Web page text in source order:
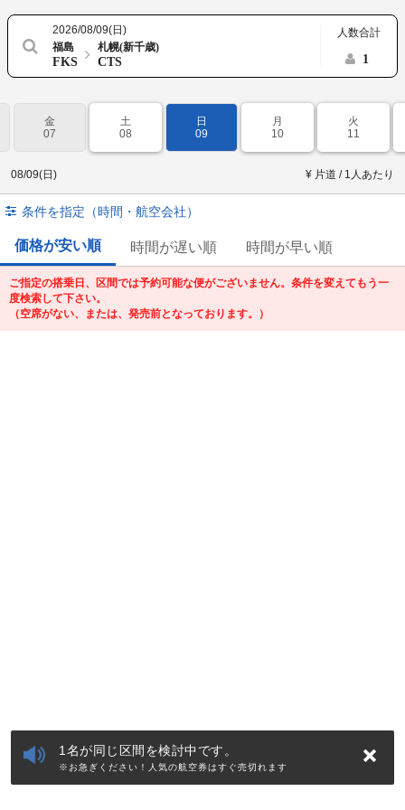
1名が同じ区間を検討中です。
※お急ぎください！人気の航空券はすぐ売切れます
2026/08/09(日)
福島
FKS
札幌(新千歳)
CTS
人数合計
1
金
07
土
08
日
09
月
10
火
11
08/09(日) ¥ 片道 / 1人あたり
条件を指定（時間・航空会社）
価格が安い順 時間が遅い順 時間が早い順
ご指定の搭乗日、区間では予約可能な便がございません。条件を変えてもう一
度検索して下さい。
（空席がない、または、発売前となっております。）